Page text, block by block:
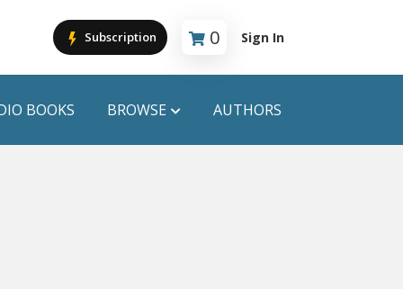
Subscription 0
Cart is empty
Sign In
BOOKS BROWSE AUTHORS